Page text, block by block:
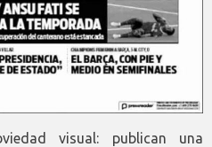
visual: publican una